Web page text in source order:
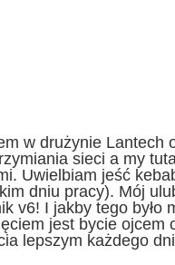
w drużynie Lantech
sieci a my
Uwielbiam jeść
dniu pracy). Mój
v6! I jakby tego było
jest bycie ojcem
lepszym każdego